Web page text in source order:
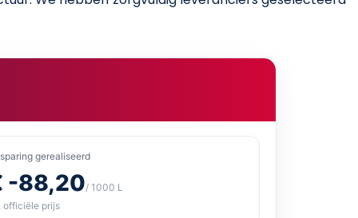
gerealiseerd
-88,20/ 1000 L
officiële prijs